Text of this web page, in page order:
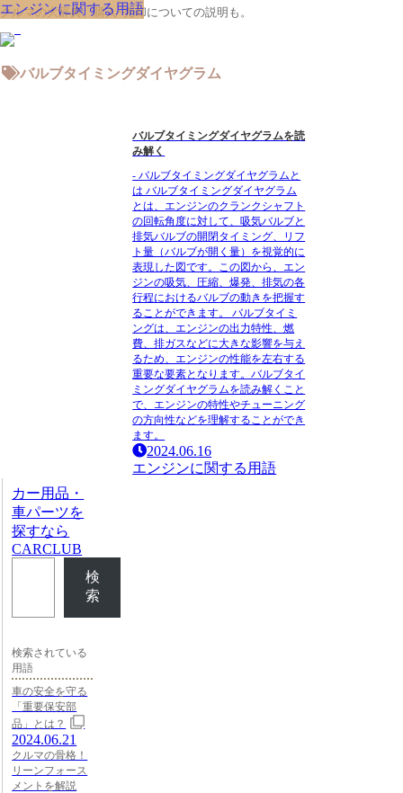
クルマの大辞典、購入･売却についての説明も。
バルブタイミングダイヤグラム
エンジンに関する用語
バルブタイミングダイヤグラムを読
み解く
- バルブタイミングダイヤグラムと
は バルブタイミングダイヤグラム
とは、エンジンのクランクシャフト
の回転角度に対して、吸気バルブと
排気バルブの開閉タイミング、リフ
ト量（バルブが開く量）を視覚的に
表現した図です。この図から、エン
ジンの吸気、圧縮、爆発、排気の各
行程におけるバルブの動きを把握す
ることができます。 バルブタイミ
ングは、エンジンの出力特性、燃
費、排ガスなどに大きな影響を与え
るため、エンジンの性能を左右する
重要な要素となります。バルブタイ
ミングダイヤグラムを読み解くこと
で、エンジンの特性やチューニング
の方向性などを理解することができ
ます。
2024.06.16
エンジンに関する用語
カー用品・
車パーツを
探すなら
CARCLUB
検
索
検索されている
用語
車の安全を守る
「重要保安部
品」とは？
2024.06.21
クルマの骨格！
リーンフォース
メントを解説